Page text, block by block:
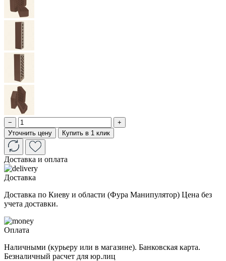
−
+
Уточнить цену
Купить в 1 клик
Доставка и оплата
Доставка
Доставка по Киеву и области (Фура Манипулятор) Цена без
учета доставки.
Оплата
Наличными (курьеру или в магазине). Банковская карта.
Безналичный расчет для юр.лиц